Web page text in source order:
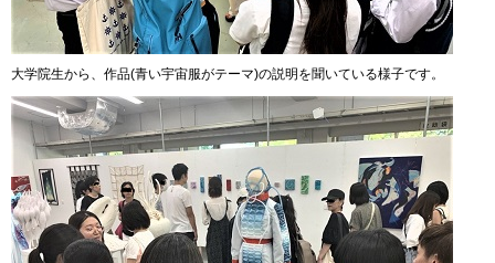
大学院生から、作品(青い宇宙服がテーマ)の説明を聞いている様子です。